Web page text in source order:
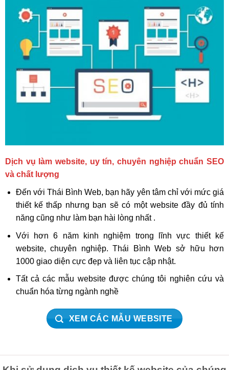
Dịch vụ làm website, uy tín, chuyên nghiệp chuẩn SEO
và chất lượng
Đến với Thái Bình Web, bạn hãy yên tâm chỉ với mức giá
thiết kế thấp nhưng bạn sẽ có một website đầy đủ tính
năng cũng như làm bạn hài lòng nhất .
Với hơn 6 năm kinh nghiệm trong lĩnh vực thiết kế
website, chuyên nghiệp. Thái Bình Web sở hữu hơn
1000 giao diện cực đẹp và liên tục cập nhật.
Tất cả các mẫu website được chúng tôi nghiên cứu và
chuẩn hóa từng ngành nghề
XEM CÁC MẪU WEBSITE